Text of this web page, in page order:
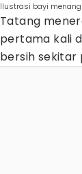
Ilustrasi bayi
Tatang
pertama kali
bersih sekitar